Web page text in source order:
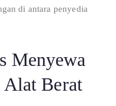
di antara penyedia
Menyewa
Alat Berat